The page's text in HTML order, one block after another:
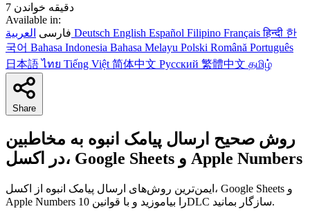
7 دقیقه خواندن
Available in:
فارسی Deutsch English Español Filipino Françaisहिन्दी 한
국어 Bahasa Indonesia Bahasa Melayu Polski Română Português
日本語ไทย Tiếng Việt 简体中文 Русский 繁體中文 தமிழ்
Share
روش صحیح ارسال پیامک انبوه به مخاطبین
در اکسل، Google Sheets و Apple Numbers
ایمن‌ترین روش‌های ارسال پیامک انبوه از اکسل، Google Sheets و
Apple Numbers را بیاموزید و با قوانین 10DLC سازگار بمانید.